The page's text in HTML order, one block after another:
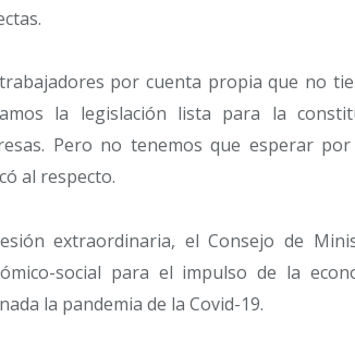
por cuenta propia que no
la legislación lista para la
Pero no tenemos que esperar
al respecto.
extraordinaria, el Consejo de
social para el impulso de la
la pandemia de la Covid-19.